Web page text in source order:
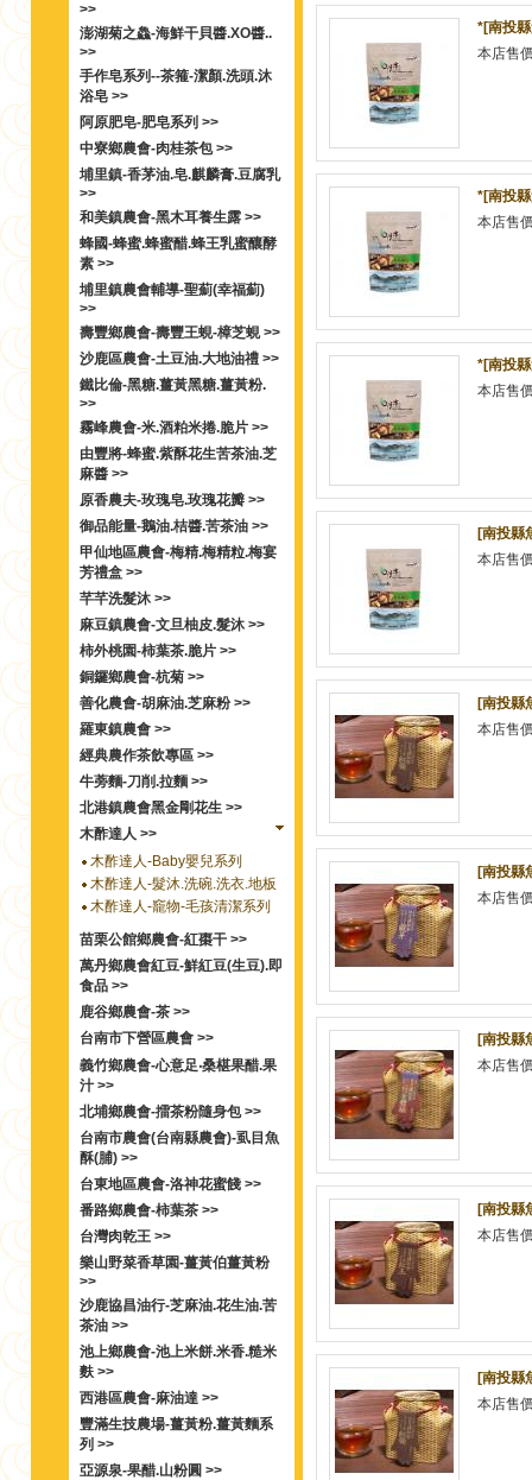
>>
澎湖菊之鱻-海鮮干貝醬.XO醬..
>>
手作皂系列--茶箍-潔顏.洗頭.沐
浴皂 >>
阿原肥皂-肥皂系列 >>
中寮鄉農會-肉桂茶包 >>
埔里鎮-香茅油.皂.麒麟膏.豆腐乳
>>
和美鎮農會-黑木耳養生露 >>
蜂國-蜂蜜.蜂蜜醋.蜂王乳蜜釀酵
素 >>
埔里鎮農會輔導-聖薊(幸福薊)
>>
壽豐鄉農會-壽豐王蜆-樟芝蜆 >>
沙鹿區農會-土豆油.大地油禮 >>
鐵比倫-黑糖.薑黃黑糖.薑黃粉.
>>
霧峰農會-米.酒粕米捲.脆片 >>
由豐將-蜂蜜.紫酥花生苦茶油.芝
麻醬 >>
原香農夫-玫瑰皂.玫瑰花瓣 >>
御品能量-鵝油.桔醬.苦茶油 >>
甲仙地區農會-梅精.梅精粒.梅宴
芳禮盒 >>
芊芊洗髮沐 >>
麻豆鎮農會-文旦柚皮.髮沐 >>
柿外桃園-柿葉茶.脆片 >>
銅鑼鄉農會-杭菊 >>
善化農會-胡麻油.芝麻粉 >>
羅東鎮農會 >>
經典農作茶飲專區 >>
牛蒡麵-刀削.拉麵 >>
北港鎮農會黑金剛花生 >>
木酢達人 >>
木酢達人-Baby嬰兒系列
木酢達人-髮沐.洗碗.洗衣.地板
木酢達人-竉物-毛孩清潔系列
苗栗公館鄉農會-紅棗干 >>
萬丹鄉農會紅豆-鮮紅豆(生豆).即
食品 >>
鹿谷鄉農會-茶 >>
台南市下營區農會 >>
義竹鄉農會-心意足‧桑椹果醋.果
汁 >>
北埔鄉農會-擂茶粉隨身包 >>
台南市農會(台南縣農會)-虱目魚
酥(脯) >>
台東地區農會-洛神花蜜餞 >>
番路鄉農會-柿葉茶 >>
台灣肉乾王 >>
樂山野菜香草園-薑黃伯薑黃粉
>>
沙鹿協昌油行-芝麻油.花生油.苦
茶油 >>
池上鄉農會-池上米餅.米香.糙米
麩 >>
西港區農會-麻油達 >>
豐滿生技農場-薑黃粉.薑黃麵系
列 >>
亞源泉-果醋.山粉圓 >>
*[南投
本店售
*[南投
本店售
*[南投
本店售
[南投縣
本店售
[南投縣
本店售
[南投縣
本店售
[南投縣
本店售
[南投縣
本店售
[南投縣
本店售